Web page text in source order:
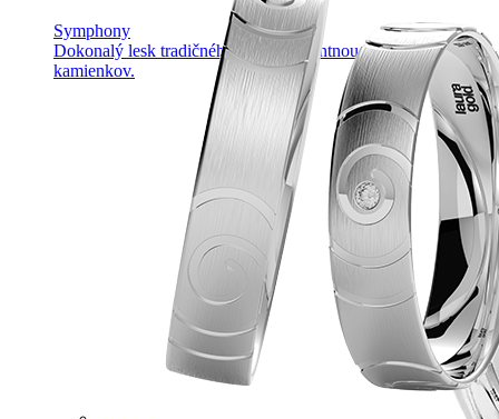
Symphony
Dokonalý lesk tradičného zlata s decentnou iskrou
kamienkov.